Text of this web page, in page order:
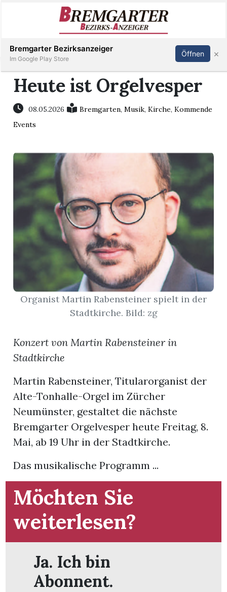
Immobilien
Stellen
Paper
Newsletter
Inserieren Abonnieren Anmelden
Heute ist Orgelvesper
08.05.2026 Bremgarten,Musik,Kirche,Kommende
Events
Organist Martin Rabensteiner spielt in der
Stadtkirche. Bild: zg
Konzert von Martin Rabensteiner in
Stadtkirche
Martin Rabensteiner, Titularorganist der
Alte-Tonhalle-Orgel im Zürcher
Neumünster, gestaltet die nächste
Bremgarter Orgelvesper heute Freitag, 8.
Mai, ab 19 Uhr in der Stadtkirche.
Das musikalische Programm ...
Möchten Sie
weiterlesen?
Ja. Ich bin
Abonnent.
Bremgarter Bezirksanzeiger
Im Google Play Store
Öffnen ×